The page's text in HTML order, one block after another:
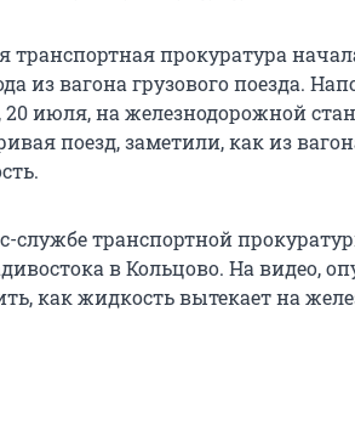
транспортная прокуратура
из вагона грузового поезда.
20 июля, на железнодорожной
поезд, заметили, как из
службе транспортной
в Кольцово. На видео,
как жидкость вытекает на